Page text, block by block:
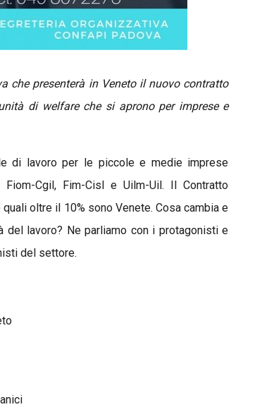
che presenterà in Veneto il nuovo contratto
di welfare che si aprono per imprese e
di lavoro per le piccole e medie imprese
Cgil, Fim-Cisl e Uilm-Uil. Il Contratto
oltre il 10% sono Venete. Cosa cambia e
lavoro? Ne parliamo con i protagonisti e
del settore.